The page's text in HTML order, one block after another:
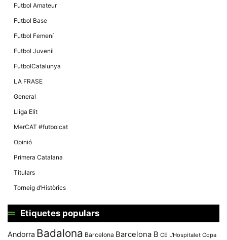
Futbol Amateur
Futbol Base
Futbol Femení
Futbol Juvenil
FutbolCatalunya
LA FRASE
General
Lliga Elit
MerCAT #futbolcat
Opinió
Primera Catalana
Titulars
Torneig d’Històrics
Etiquetes populars
Andorra Badalona Barcelona Barcelona B CE L'Hospitalet Copa